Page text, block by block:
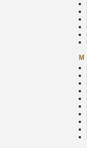
M